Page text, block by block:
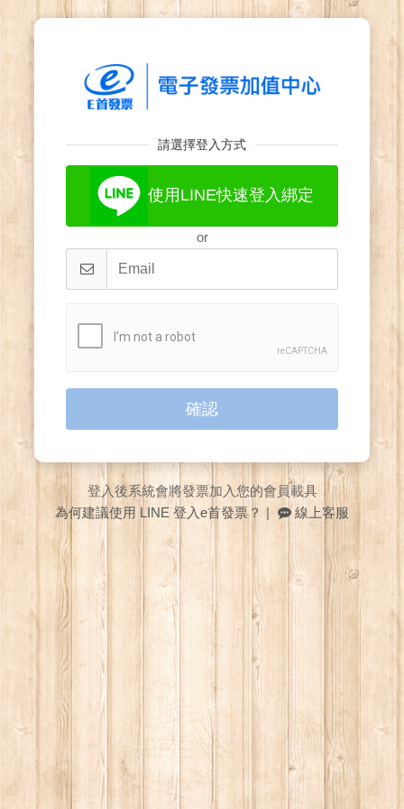
請選擇登入方式
使用LINE快速登入綁定
or
確認
登入後系統會將發票加入您的會員載具
為何建議使用 LINE 登入e首發票？ | 線上客服